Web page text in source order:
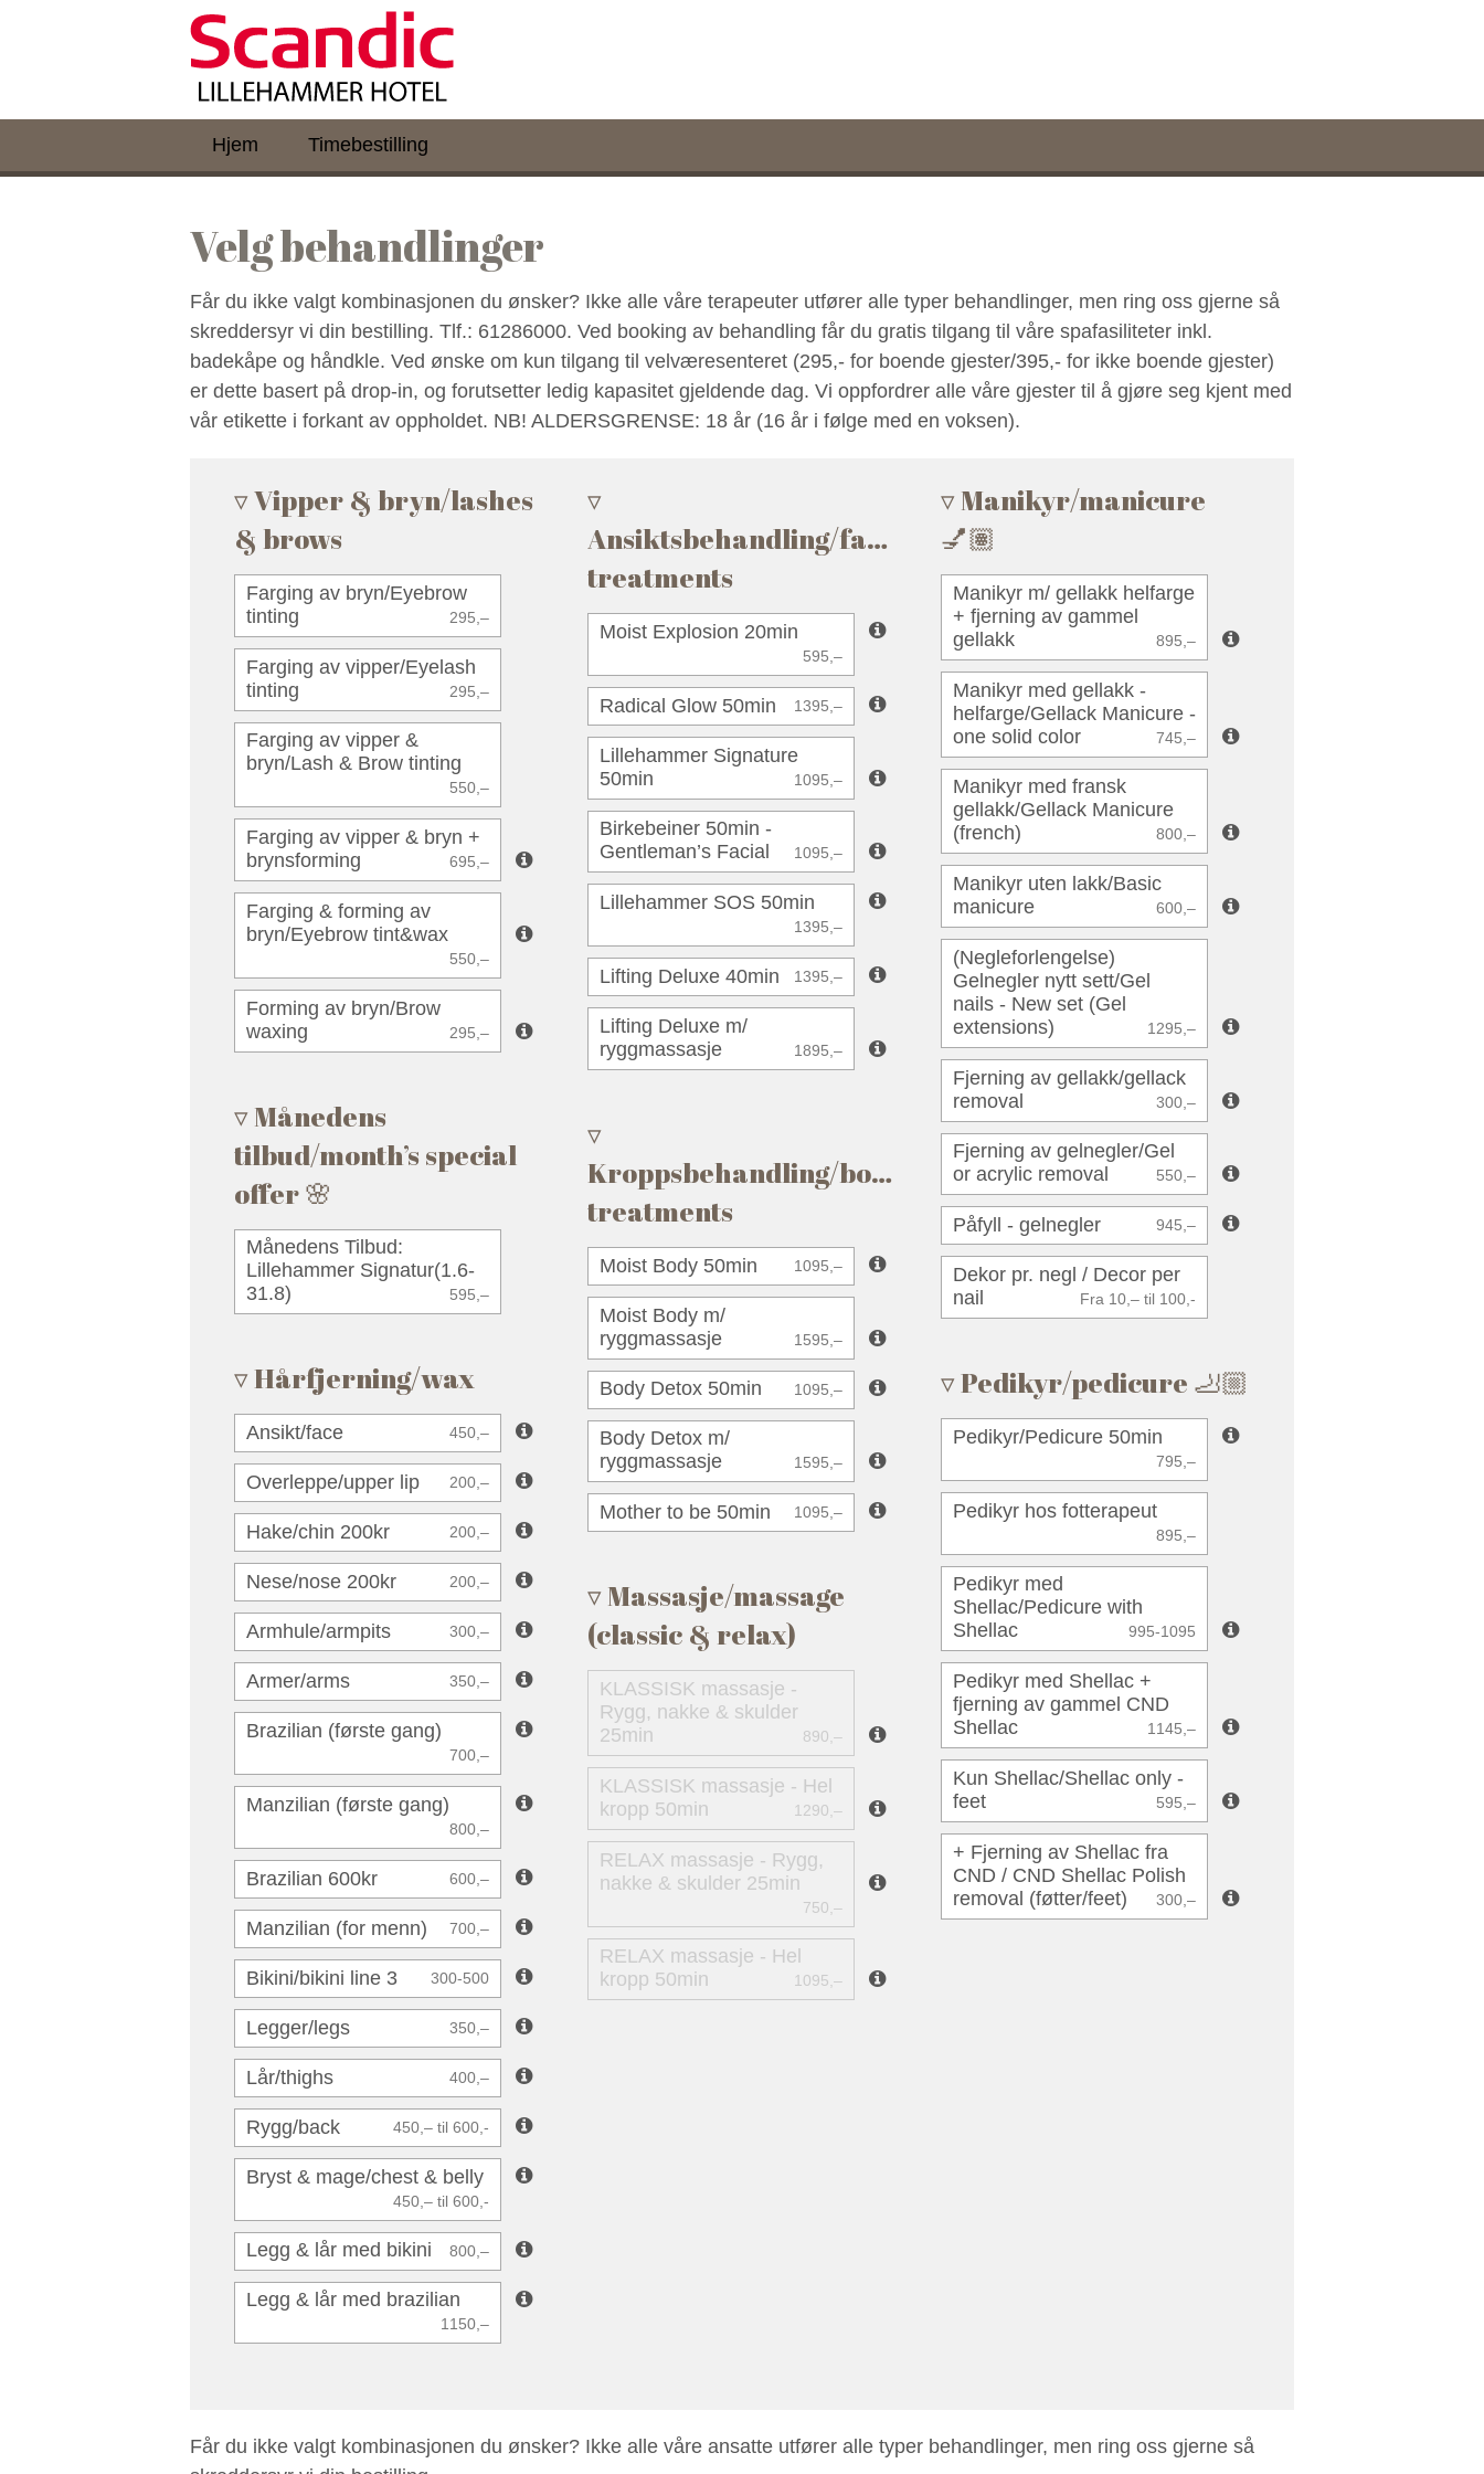
Hjem Timebestilling
Velg behandlinger
Får du ikke valgt kombinasjonen du ønsker? Ikke alle våre terapeuter utfører alle typer behandlinger, men ring oss gjerne så
skreddersyr vi din bestilling. Tlf.: 61286000. Ved booking av behandling får du gratis tilgang til våre spafasiliteter inkl.
badekåpe og håndkle. Ved ønske om kun tilgang til velværesenteret (295,- for boende gjester/395,- for ikke boende gjester)
er dette basert på drop-in, og forutsetter ledig kapasitet gjeldende dag. Vi oppfordrer alle våre gjester til å gjøre seg kjent med
vår etikette i forkant av oppholdet. NB! ALDERSGRENSE: 18 år (16 år i følge med en voksen).
Vipper & bryn/lashes
& brows
Farging av bryn/Eyebrow
tinting
295,–
Farging av vipper/Eyelash
tinting
295,–
Farging av vipper &
bryn/Lash & Brow tinting
550,–
Farging av vipper & bryn +
brynsforming
695,–
Farging & forming av
bryn/Eyebrow tint&wax
550,–
Forming av bryn/Brow
waxing
295,–
Månedens
tilbud/month’s special
offer 🌸
Månedens Tilbud:
Lillehammer Signatur(1.6-
31.8)
595,–
Hårfjerning/wax
Ansikt/face 450,–
Overleppe/upper lip 200,–
Hake/chin 200kr 200,–
Nese/nose 200kr 200,–
Armhule/armpits 300,–
Armer/arms 350,–
Brazilian (første gang)
700,–
Manzilian (første gang)
800,–
Brazilian 600kr 600,–
Manzilian (for menn) 700,–
Bikini/bikini line 3 300-500
Legger/legs 350,–
Lår/thighs 400,–
Rygg/back 450,– til 600,-
Bryst & mage/chest & belly
450,– til 600,-
Legg & lår med bikini 800,–
Legg & lår med brazilian
1150,–
Ansiktsbehandling/facial
treatments
Moist Explosion 20min
595,–
Radical Glow 50min 1395,–
Lillehammer Signature
50min
1095,–
Birkebeiner 50min -
Gentleman’s Facial
1095,–
Lillehammer SOS 50min
1395,–
Lifting Deluxe 40min 1395,–
Lifting Deluxe m/
ryggmassasje
1895,–
Kroppsbehandling/body
treatments
Moist Body 50min 1095,–
Moist Body m/
ryggmassasje
1595,–
Body Detox 50min 1095,–
Body Detox m/
ryggmassasje
1595,–
Mother to be 50min 1095,–
Massasje/massage
(classic & relax)
KLASSISK massasje -
Rygg, nakke & skulder
25min
890,–
KLASSISK massasje - Hel
kropp 50min
1290,–
RELAX massasje - Rygg,
nakke & skulder 25min
750,–
RELAX massasje - Hel
kropp 50min
1095,–
Manikyr/manicure
💅🏽
Manikyr m/ gellakk helfarge
+ fjerning av gammel
gellakk
895,–
Manikyr med gellakk -
helfarge/Gellack Manicure -
one solid color
745,–
Manikyr med fransk
gellakk/Gellack Manicure
(french)
800,–
Manikyr uten lakk/Basic
manicure
600,–
(Negleforlengelse)
Gelnegler nytt sett/Gel
nails - New set (Gel
extensions)
1295,–
Fjerning av gellakk/gellack
removal
300,–
Fjerning av gelnegler/Gel
or acrylic removal
550,–
Påfyll - gelnegler 945,–
Dekor pr. negl / Decor per
nail
Fra 10,– til 100,-
Pedikyr/pedicure 🦶🏼
Pedikyr/Pedicure 50min
795,–
Pedikyr hos fotterapeut
895,–
Pedikyr med
Shellac/Pedicure with
Shellac
995-1095
Pedikyr med Shellac +
fjerning av gammel CND
Shellac
1145,–
Kun Shellac/Shellac only -
feet
595,–
+ Fjerning av Shellac fra
CND / CND Shellac Polish
removal (føtter/feet)
300,–
Får du ikke valgt kombinasjonen du ønsker? Ikke alle våre ansatte utfører alle typer behandlinger, men ring oss gjerne så